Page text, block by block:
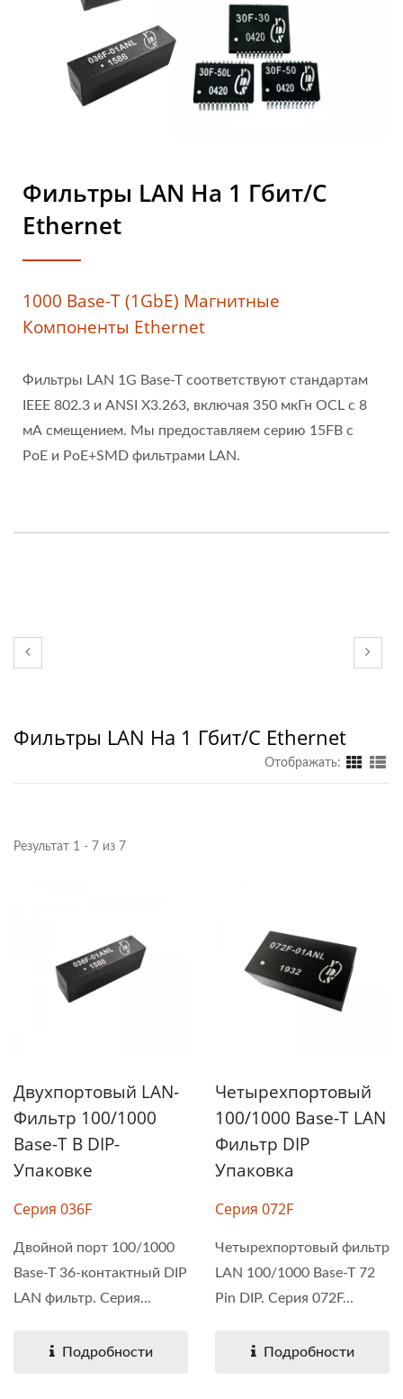
Фильтры LAN На 1 Гбит/с
Ethernet
1000 Base-T (1GbE) Магнитные
Компоненты Ethernet
Фильтры LAN 1G Base-T соответствуют стандартам
IEEE 802.3 и ANSI X3.263, включая 350 мкГн OCL с 8
мА смещением. Мы предоставляем серию 15FB с
PoE и PoE+SMD фильтрами LAN.
Фильтры LAN На 1 Гбит/с Ethernet
Отображать:
Результат 1 - 7 из 7
Двухпортовый LAN-
Фильтр 100/1000
Base-T В DIP-
Упаковке
Серия 036F
Двойной порт 100/1000
Base-T 36-контактный DIP
LAN фильтр. Серия...
Подробности
Четырехпортовый
100/1000 Base-T LAN
Фильтр DIP
Упаковка
Серия 072F
Четырехпортовый фильтр
LAN 100/1000 Base-T 72
Pin DIP. Серия 072F...
Подробности